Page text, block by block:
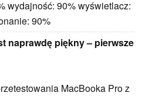
wydajność: 90% wyświetlacz:
90%
naprawdę piękny – pierwsze
MacBooka Pro z